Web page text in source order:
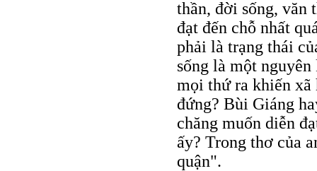
thần, đời sống, văn
đạt đến chỗ nhất
phải là trạng thái
sống là một
mọi thứ ra khiến
đứng? Bùi Giáng
chăng muốn diễn
ấy? Trong thơ của
quận".